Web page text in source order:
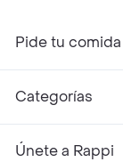
Pide tu
Categorías
Únete a Rappi